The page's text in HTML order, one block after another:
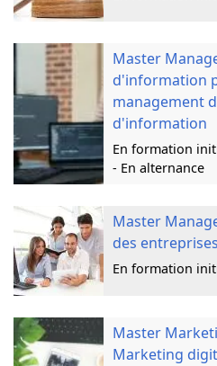
Master
d'information
management
d'information
En formation
- En alternance
Master
des entreprises
En formation
Master
Marketing